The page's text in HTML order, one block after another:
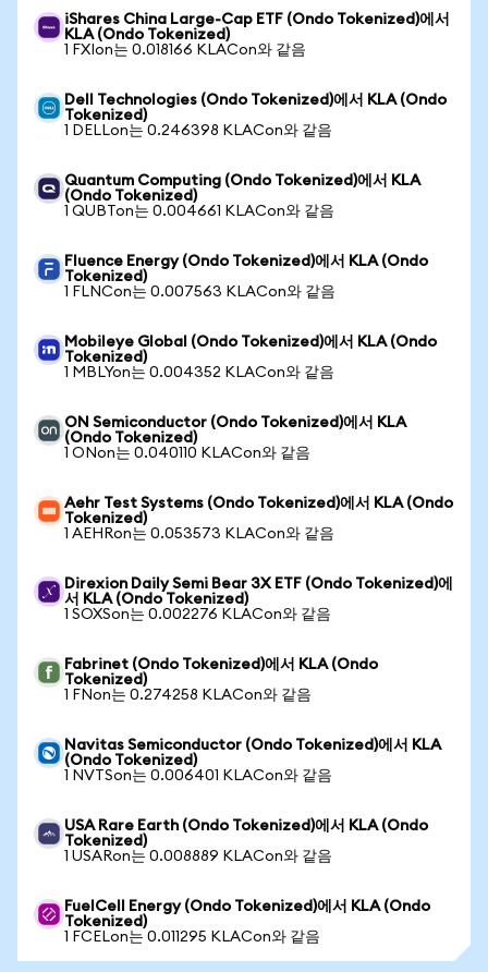
iShares China Large-Cap ETF (Ondo Tokenized)에서
KLA (Ondo Tokenized)
1 FXIon는 0.018166 KLACon와 같음
Dell Technologies (Ondo Tokenized)에서 KLA (Ondo
Tokenized)
1 DELLon는 0.246398 KLACon와 같음
Quantum Computing (Ondo Tokenized)에서 KLA
(Ondo Tokenized)
1 QUBTon는 0.004661 KLACon와 같음
Fluence Energy (Ondo Tokenized)에서 KLA (Ondo
Tokenized)
1 FLNCon는 0.007563 KLACon와 같음
Mobileye Global (Ondo Tokenized)에서 KLA (Ondo
Tokenized)
1 MBLYon는 0.004352 KLACon와 같음
ON Semiconductor (Ondo Tokenized)에서 KLA
(Ondo Tokenized)
1 ONon는 0.040110 KLACon와 같음
Aehr Test Systems (Ondo Tokenized)에서 KLA (Ondo
Tokenized)
1 AEHRon는 0.053573 KLACon와 같음
Direxion Daily Semi Bear 3X ETF (Ondo Tokenized)에
서 KLA (Ondo Tokenized)
1 SOXSon는 0.002276 KLACon와 같음
Fabrinet (Ondo Tokenized)에서 KLA (Ondo
Tokenized)
1 FNon는 0.274258 KLACon와 같음
Navitas Semiconductor (Ondo Tokenized)에서 KLA
(Ondo Tokenized)
1 NVTSon는 0.006401 KLACon와 같음
USA Rare Earth (Ondo Tokenized)에서 KLA (Ondo
Tokenized)
1 USARon는 0.008889 KLACon와 같음
FuelCell Energy (Ondo Tokenized)에서 KLA (Ondo
Tokenized)
1 FCELon는 0.011295 KLACon와 같음